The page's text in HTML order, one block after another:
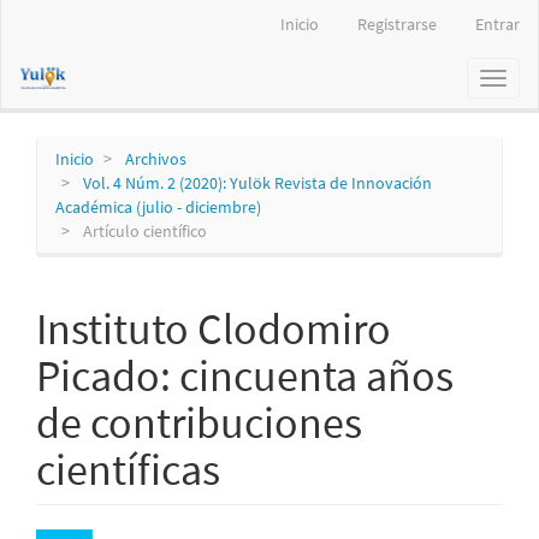
principal
Inicio Registrarse Entrar
Toggle
Inicio
Archivos
Vol. 4 Núm. 2 (2020): Yulök Revista de Innovación
Académica (julio - diciembre)
Artículo científico
Instituto Clodomiro
Picado: cincuenta años
de contribuciones
científicas